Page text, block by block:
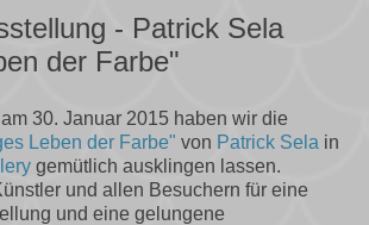
- Patrick Sela
der Farbe"
30. Januar 2015 haben wir die
Leben der Farbe" von Patrick Sela in
gemütlich ausklingen lassen.
und allen Besuchern für eine
und eine gelungene